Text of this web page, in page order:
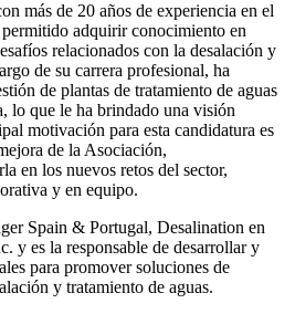
más de 20 años de experiencia en el
adquirir conocimiento en
relacionados con la desalación y
de su carrera profesional, ha
de plantas de tratamiento de aguas
lo que le ha brindado una visión
motivación para esta candidatura es
de la Asociación,
en los nuevos retos del sector,
y en equipo.
Spain & Portugal, Desalination en
es la responsable de desarrollar y
para promover soluciones de
y tratamiento de aguas.